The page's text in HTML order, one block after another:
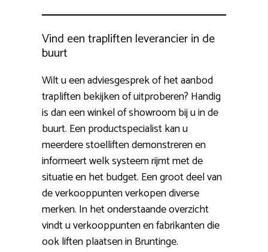
Vind een trapliften leverancier in de
buurt
Wilt u een adviesgesprek of het aanbod
trapliften bekijken of uitproberen? Handig
is dan een winkel of showroom bij u in de
buurt. Een productspecialist kan u
meerdere stoelliften demonstreren en
informeert welk systeem rijmt met de
situatie en het budget. Een groot deel van
de verkooppunten verkopen diverse
merken. In het onderstaande overzicht
vindt u verkooppunten en fabrikanten die
ook liften plaatsen in Bruntinge.